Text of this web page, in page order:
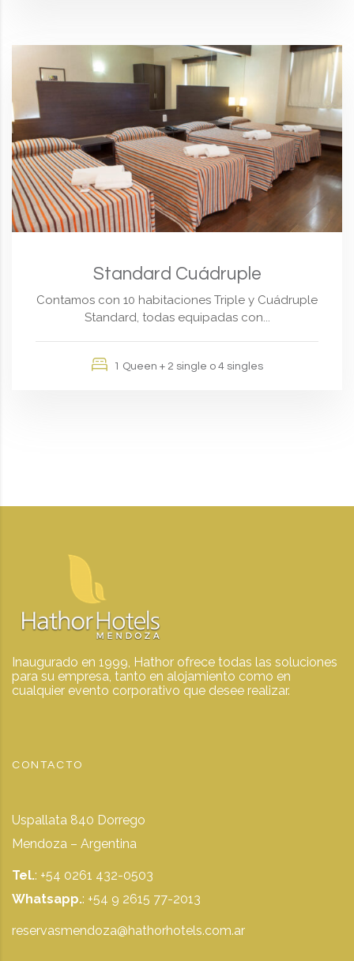
Standard Cuádruple
Contamos con 10 habitaciones Triple y Cuádruple
Standard, todas equipadas con...
1 Queen + 2 single o 4 singles
Inaugurado en 1999, Hathor ofrece todas las soluciones
para su empresa, tanto en alojamiento como en
cualquier evento corporativo que desee realizar.
CONTACTO
Uspallata 840 Dorrego
Mendoza – Argentina
Tel.: +54 0261 432-0503
Whatsapp.: +54 9 2615 77-2013
reservasmendoza@hathorhotels.com.ar